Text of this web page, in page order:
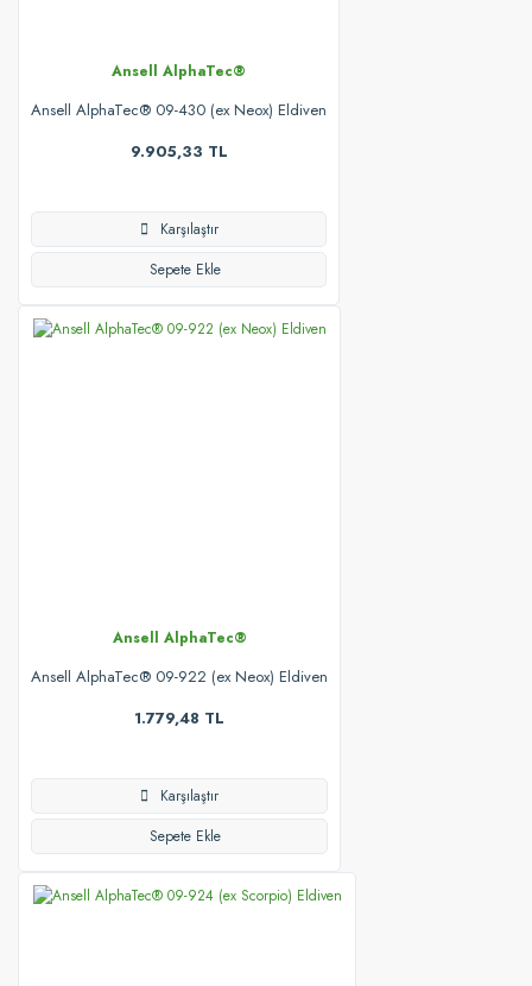
Ansell AlphaTec®
Ansell AlphaTec® 09-430 (ex Neox) Eldiven
9.905,33 TL
Karşılaştır
Sepete Ekle
Ansell AlphaTec®
Ansell AlphaTec® 09-922 (ex Neox) Eldiven
1.779,48 TL
Karşılaştır
Sepete Ekle